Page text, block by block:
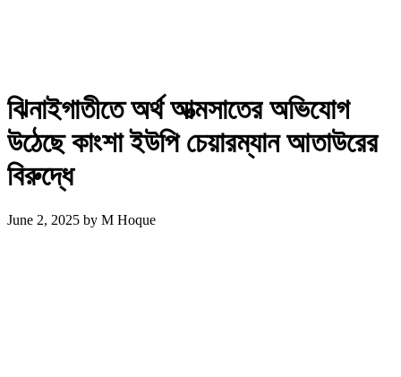
ঝিনাইগাতীতে অর্থ আত্মসাতের অভিযোগ
উঠেছে কাংশা ইউপি চেয়ারম্যান আতাউরের
বিরুদ্ধে
June 2, 2025 by M Hoque